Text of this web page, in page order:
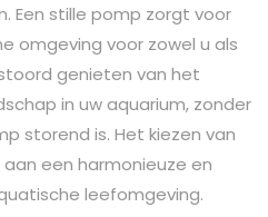
Een stille pomp zorgt voor
omgeving voor zowel u als
genieten van het
in uw aquarium, zonder
storend is. Het kiezen van
een harmonieuze en
leefomgeving.